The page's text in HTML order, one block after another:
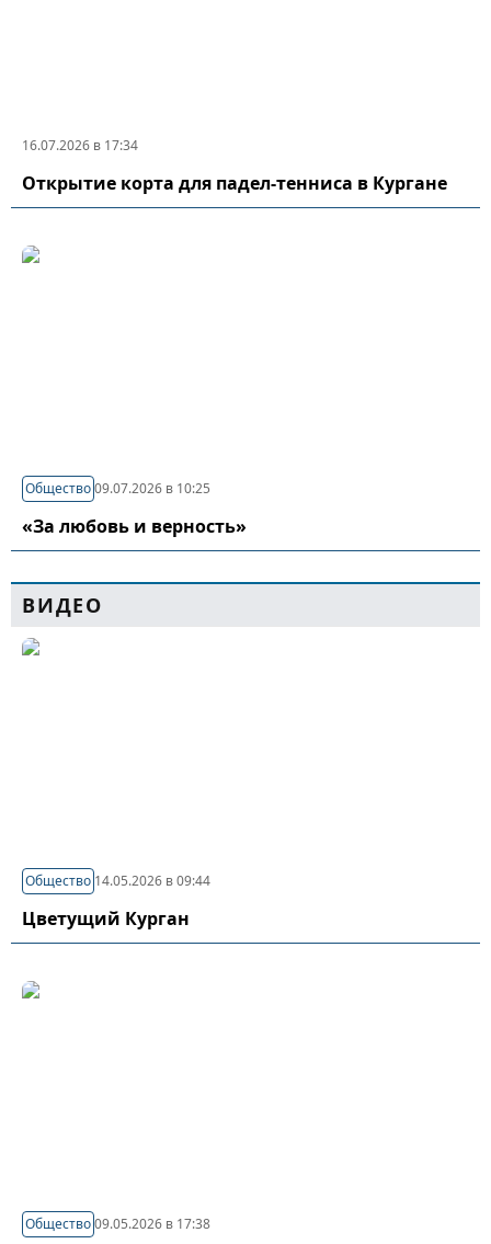
16.07.2026 в 17:34
Открытие корта для падел-тенниса в Кургане
Общество09.07.2026 в 10:25
«За любовь и верность»
ВИДЕО
Общество 14.05.2026 в 09:44
Цветущий Курган
Общество09.05.2026 в 17:38